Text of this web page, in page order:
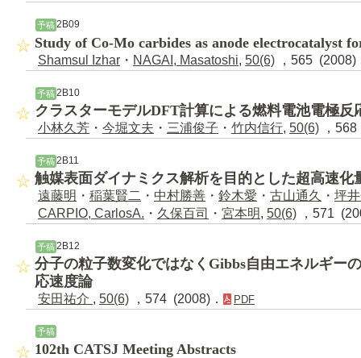
予稿 2B09
Study of Co-Mo carbides as anode electrocatalyst
Shamsul Izhar ・ NAGAI, Masatoshi, 50(6) ，565 (2008)
予稿2B10
クラスターモデルDFT計算による燃料電池電極反
小林久芳 ・ 今堀文夫 ・ 三浦俊子 ・ 竹内信行, 50(6) ，
予稿 2B11
触媒表面ダイナミクス解析を目的とした超高速化
遠藤明 ・ 稲葉賢二 ・ 中村勝善 ・ 鈴木愛 ・ 古山通久 ・ 坪
CARPIO, CarlosA. ・ 久保百司 ・ 宮本明, 50(6) ，571
予稿 2B12
分子の粒子数変化ではなくGibbs自由エネルギー
応速度論
安田祐介 , 50(6) ，574 (2008)． PDF
予稿
102th CATSJ Meeting Abstracts